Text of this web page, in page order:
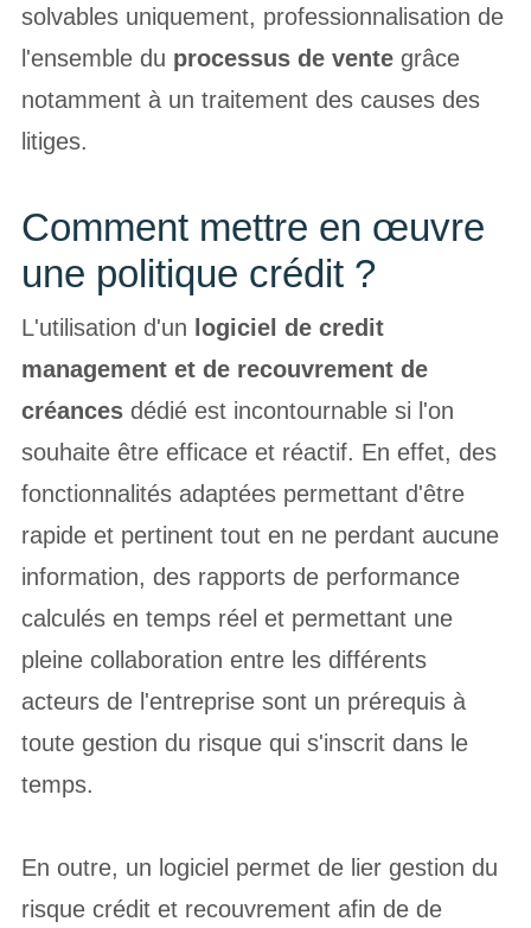
solvables uniquement, professionnalisation de
l'ensemble du processus de ventegrâce
notamment à un traitement des causes des
litiges.
Comment mettre en œuvre
une politique crédit ?
L'utilisation d'un logiciel de credit
management et de recouvrement de
créancesdédié est incontournable si l'on
souhaite être efficace et réactif. En effet, des
fonctionnalités adaptées permettant d'être
rapide et pertinent tout en ne perdant aucune
information, des rapports de performance
calculés en temps réel et permettant une
pleine collaboration entre les différents
acteurs de l'entreprise sont un prérequis à
toute gestion du risque qui s'inscrit dans le
temps.
En outre, un logiciel permet de lier gestion du
risque crédit et recouvrement afin de de